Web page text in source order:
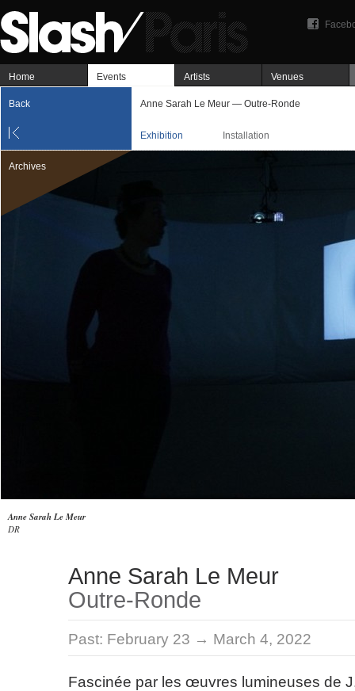
Home Events Artists Venues
Back Anne Sarah Le Meur — Outre-Ronde
Exhibition Installation
Archives
Anne Sarah Le Meur
DR
Anne Sarah Le Meur
Outre-Ronde
Past: February 23 → March 4, 2022
Fascinée par les œuvres lumineuses de